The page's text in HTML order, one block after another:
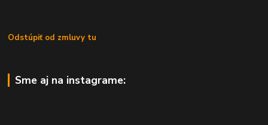
Odstúpiť od zmluvy tu
Sme aj na instagrame: